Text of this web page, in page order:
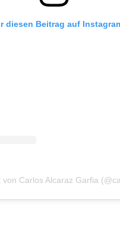
diesen Beitrag auf
von Carlos Alcaraz Garfia